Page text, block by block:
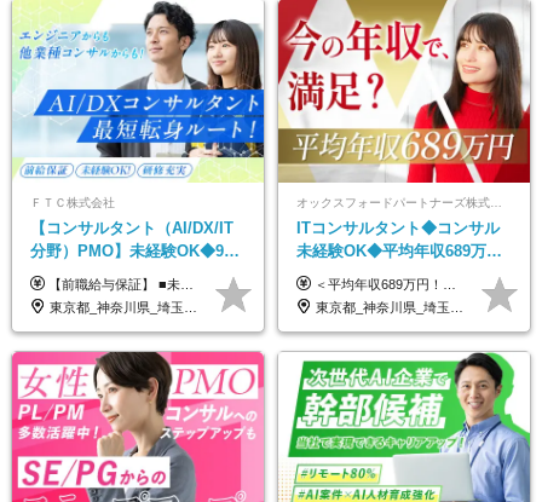
ＦＴＣ株式会社
【コンサルタント（AI/DX/IT
分野）PMO】未経験OK◆9期
連続大幅増益！AI企業へ進化
中◆ポジション多数
【前職給与保証】 ■未経験者： 月給30万円～35万円 ■ローキャリア（経験目安1年程度）： 月給35万円～40万円 ■経験者（経験目安3年以上）： 月給40万円～60万円 ■即戦力（経験目安5年以上）： 月給45万円～80万円 ※上記金額には固定残業代30時間分 【未経験者5万5000円～7万3000円、 ローキャリア6万4000円～7万3000円、 経験者5万8000円～10万9000円、 即戦力8万2000円～14万5000円】を含みます。 ※30時間を超える場合は追加で全額支給します。 ※経験・能力・前職給与などを総合的に評価したうえでご納得いただけるよう個別決定。 未経験者の場合、前職給与とポテンシャルを査定のうえ決定いたします。 ※日本国内でのIT業界経験、または同等の実務経験と能力に応じて決定します。 ※前職給与は日本円かつ、日本国内での実績に基づき評価します。 【納得の評価システム】 ★クォーター毎に査定する評価制度導入！ 明確な評価基準で翌年度年収を上げましょう！ ★評価対象期間に在籍中のほとんどの社員が昇給し 年収アップを実現しています！ ★様々なインセンティブ制度を用意し多角的に正当評価しています！ ※試用期間6カ月（期間中の待遇等に差異なし）
東京都_神奈川県_埼玉県_千葉県
ITコンサルタント◆コンサル
未経験OK◆平均年収689万円
◆業界屈指の営業力でサポー
ト◆フルリモート可
＜平均年収689万円！！＞ ☆前給保証以上☆案件待機期間も給与保証あり☆ 月給40万円～150万円（固定残業代含む） ※経験や能力を考慮し決定します ※試用期間6ヶ月あり。条件や待遇に差異はありません ※上記には固定残業代（30時間分／7万6000円～）が含まれています。 ※超過分は時間外手当を別途支給。 【実際の給与例】 野原さん（35歳）※前職年収480万円 （Java／C#エンジニア ⇒ 業務系システム開発 ⇒ 要件定義・業務分析 ⇒ ITコンサル案件へ参画） ▼620万円（入社初年度） ・Web系業務システム開発（Java、C#） ・ 顧客折衝や開発チームとの調整 ・ 既存システムの改修・機能追加案件に従事 ▼780万円（入社2年目） ・ 金融機関向け業務系システムの要件定義・設計補助 ・ 開発チームと連携した業務分析・課題整理 ・小規模PMO支援案件への参画 ▼1,090万円（入社3年目） ・ 大手企業向けIT戦略・業務改革プロジェクトに参画 ・コンサルタントとして要件定義・業務改善提案・ベンダー調整を担当 ・ PMO／部分的PM業務も兼務し、上流工程での裁量を拡大
東京都_神奈川県_埼玉県_千葉県_大阪府_愛知県_北海道_青森県_岩手県_宮城県_秋田県_山形県_福島県_茨城県_栃木県_群馬県_新潟県_山梨県_長野県_富山県_石川県_福井県_静岡県_岐阜県_三重県_兵庫県_京都府_滋賀県_奈良県_和歌山県_広島県_岡山県_鳥取県_島根県_山口県_徳島県_香川県_愛媛県_高知県_福岡県_熊本県_佐賀県_長崎県_大分県_宮崎県_鹿児島県_沖縄県